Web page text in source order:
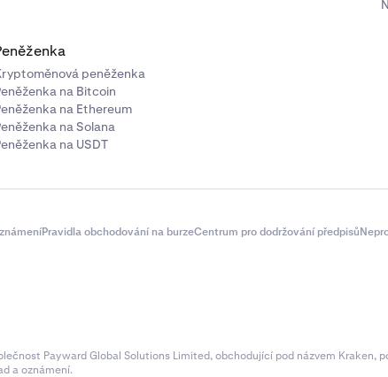
peněženka
na Bitcoin
na Ethereum
na Solana
na USDT
Pravidla obchodování na burzeCentrum pro dodržování předpisů
Payward Global Solutions Limited, obchodující pod názvem Kraken,
a oznámení.